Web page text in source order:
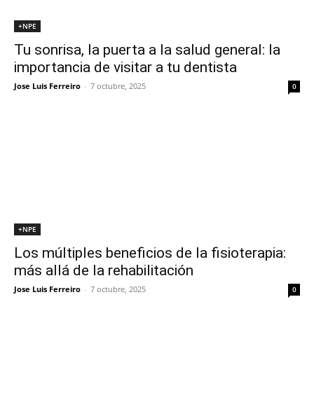
+NPE
Tu sonrisa, la puerta a la salud general: la
importancia de visitar a tu dentista
Jose Luis Ferreiro - 7 octubre, 2025 0
+NPE
Los múltiples beneficios de la fisioterapia:
más allá de la rehabilitación
Jose Luis Ferreiro - 7 octubre, 2025 0